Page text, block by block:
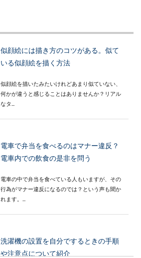
似顔絵には描き方のコツがある。似て
いる似顔絵を描く方法
似顔絵を描いたみたいけれどあまり似ていない、
何かが違うと感じることはありませんか？リアル
なタ...
電車で弁当を食べるのはマナー違反？
電車内での飲食の是非を問う
電車の中で弁当を食べている人もいますが、その
行為がマナー違反になるのでは？という声も聞か
れます。...
洗濯機の設置を自分でするときの手順
や注意点について紹介